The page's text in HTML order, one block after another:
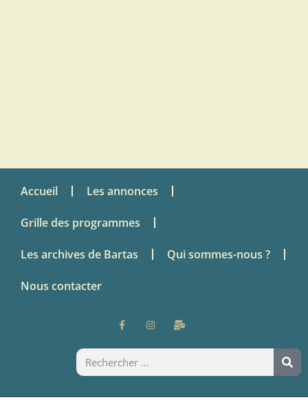
Accueil Les annonces
Grille des programmes
Les archives de Bartas Qui sommes-nous ?
Nous contacter